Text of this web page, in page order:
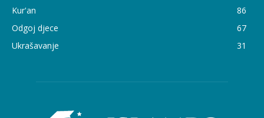
Kur'an
86
Odgoj djece
67
Ukrašavanje
31